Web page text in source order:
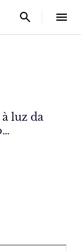
à luz da